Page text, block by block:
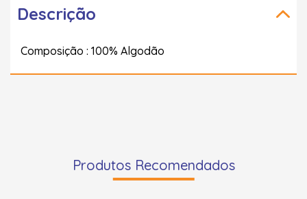
Descrição
Composição : 100% Algodão
Produtos Recomendados